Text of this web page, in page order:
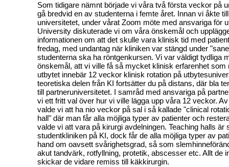
Som tidigare nämnt började vi våra två första veckor på
gå bredvid en av studenterna i femte året. Innan vi åkte
universitetet, under vårat Zoom möte med ansvariga för
University diskuterade vi om våra önskemål och
informationen om att det skulle vara klinisk tid med
fredag, med undantag när kliniken var stängd under
studenterna ska ha röntgenkursen. Vi var väldigt tydliga
önskemål, att vi ville få så mycket klinisk erfarenhet som
utbytet innebär 12 veckor klinisk rotation på
teoretiska delen från KI fortsätter du på distans, där bla
till partneruniversitetet. I samråd med ansvariga på
vi ett fritt val över hur vi ville lägga upp våra 12 veckor.
valde vi att ha nio veckor på sal i så kallade "clinical
hall" där man får alla möjliga typer av patienter och
valde vi att vara på kirurgi avdelningen. Teaching halls är
studentkliniken på KI, dock får de alla möjliga typer av
hand om oavsett svårighetsgrad, så som
akut tandvärk, rotfyllning, protetik, abscesser etc. Allt de
skickar de vidare remiss till käkkirurgin.